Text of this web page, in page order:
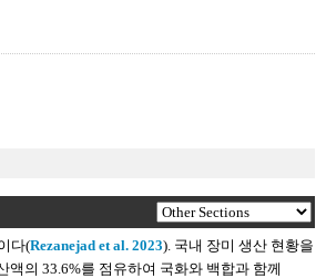
다(Rezanejad et al. 2023). 국내 장미 생산 현황을
액의 33.6%를 점유하여 국화와 백합과 함께